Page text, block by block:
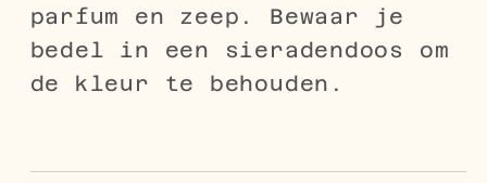
parfum en zeep. Bewaar je
bedel in een sieradendoos om
de kleur te behouden.